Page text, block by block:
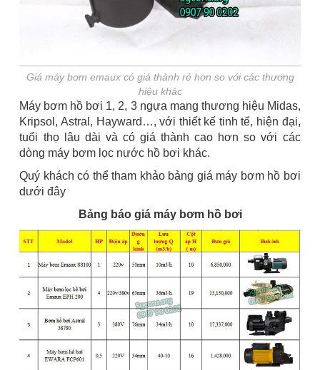
Giá máy bơm emaux có giá thành rẻ hơn so với các thương
hiệu khác
Máy bơm hồ bơi 1, 2, 3 ngựa mang thương hiệu Midas,
Kripsol, Astral, Hayward…, với thiết kế tinh tế, hiện đại,
tuổi thọ lâu dài và có giá thành cao hơn so với các
dòng máy bơm lọc nước hồ bơi khác.
Quý khách có thể tham khảo bảng giá máy bơm hồ bơi
dưới đây
Bảng báo giá máy bơm hồ bơi